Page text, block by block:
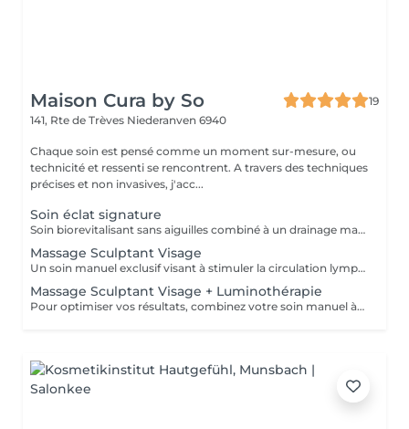
Maison Cura by So
19
141, Rte de Trèves Niederanven 6940
Chaque soin est pensé comme un moment sur-mesure, ou
technicité et ressenti se rencontrent. A travers des techniques
précises et non invasives, j'acc...
Soin éclat signature
Soin biorevitalisant sans aiguilles combiné à un drainage manuel lent et doux pour stimuler la circulation, repulper et revitaliser la peau. Idéal pour améliorer l'éclat, l'élasticité et la fermeté du visage ou du cou. Chaque séance est personnalisée selon vos besoins, pour des résultats visibles et durables
Massage Sculptant Visage
Un soin manuel exclusif visant à stimuler la circulation lymphatique, décongestionner les tissus et révéler l'éclat naturel du visage. Idéal en cas de traits fatigués, de gonflement, ou de teint terne. Ce soin favorise l'élimination des toxines et de la rétention d'eau accumulés au niveau du visage du cou et du décolleté. L'association du drainage manuel et du travail des fascias, procure un réel moment de détente.
Massage Sculptant Visage + Luminothérapie
Pour optimiser vos résultats, combinez votre soin manuel à la luminothérapie. Les LED rouges stimuleront élastine et collagène et auront un effet apaisant immédiat grâce à leur action anti inflammatoire.